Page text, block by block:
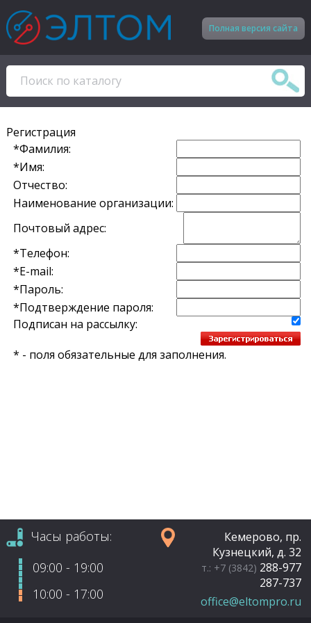
Полная версия сайта
Регистрация
*Фамилия:
*Имя:
Отчество:
Наименование организации:
Почтовый адрес:
*Телефон:
*E-mail:
*Пароль:
*Подтверждение пароля:
Подписан на рассылку:
* - поля обязательные для заполнения.
Часы работы:
09:00 - 19:00
10:00 - 17:00
Кемерово, пр.
Кузнецкий, д. 32
т.: +7 (3842) 288-977
287-737
office@eltompro.ru